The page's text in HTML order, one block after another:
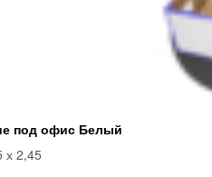
под офис Белый
х 2,45